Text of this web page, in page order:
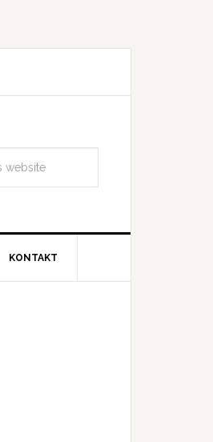
KONTAKT